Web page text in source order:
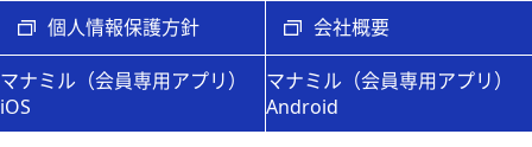
個人情報保護方針
会社概要
マナミル（会員専用アプリ）
iOS
マナミル（会員専用アプリ）
Android